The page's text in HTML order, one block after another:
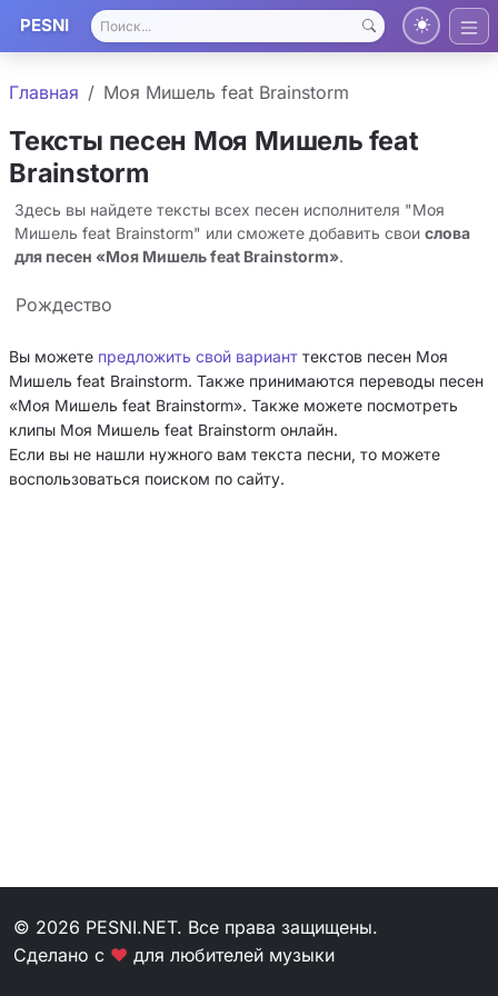
PESNI
Главная Моя Мишель feat Brainstorm
Тексты песен Моя Мишель feat
Brainstorm
Здесь вы найдете тексты всех песен исполнителя "Моя
Мишель feat Brainstorm" или сможете добавить свои слова
для песен «Моя Мишель feat Brainstorm».
Рождество
Вы можете предложить свой вариант текстов песен Моя
Мишель feat Brainstorm. Также принимаются переводы песен
«Моя Мишель feat Brainstorm». Также можете посмотреть
клипы Моя Мишель feat Brainstorm онлайн.
Если вы не нашли нужного вам текста песни, то можете
воспользоваться поиском по сайту.
© 2026 PESNI.NET. Все права защищены.
Сделано с ❤ для любителей музыки